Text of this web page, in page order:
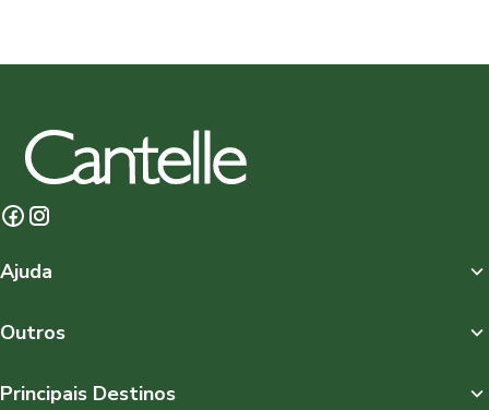
Ajuda
Outros
Principais Destinos